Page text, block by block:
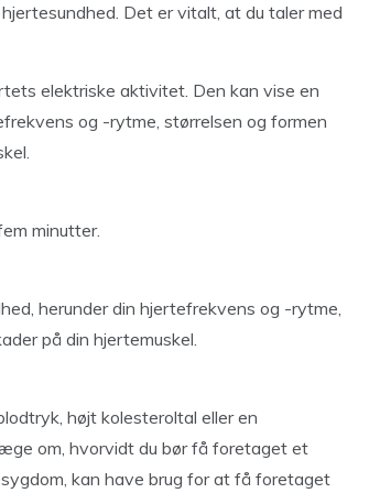
Det er vitalt, at du taler med
elektriske aktivitet. Den kan vise en
og -rytme, størrelsen og formen
minutter.
herunder din hjertefrekvens og -rytme,
på din hjertemuskel.
højt kolesteroltal eller en
om, hvorvidt du bør få foretaget et
kan have brug for at få foretaget